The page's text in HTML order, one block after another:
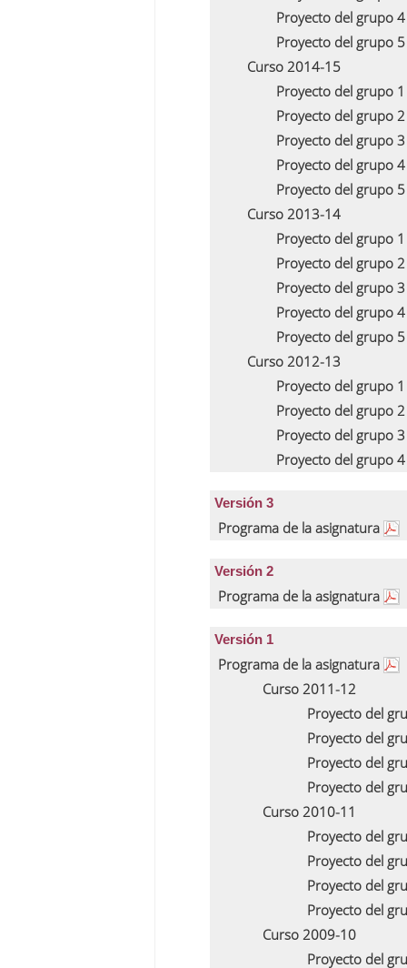
Proyecto del grupo
Proyecto del grupo
Curso 2014-15
Proyecto del grupo
Proyecto del grupo
Proyecto del grupo
Proyecto del grupo
Proyecto del grupo
Curso 2013-14
Proyecto del grupo
Proyecto del grupo
Proyecto del grupo
Proyecto del grupo
Proyecto del grupo
Curso 2012-13
Proyecto del grupo
Proyecto del grupo
Proyecto del grupo
Proyecto del grupo
Versión 3
Programa de la asignatura
Versión 2
Programa de la asignatura
Versión 1
Programa de la asignatura
Curso 2011-12
Proyecto del
Proyecto del
Proyecto del
Proyecto del
Curso 2010-11
Proyecto del
Proyecto del
Proyecto del
Proyecto del
Curso 2009-10
Proyecto del